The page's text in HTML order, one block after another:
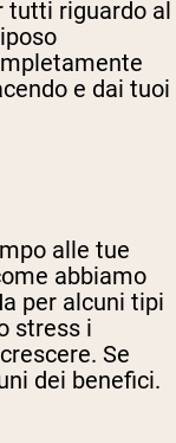
tutti riguardo al
e dai tuoi
alle tue
abbiamo
per alcuni tipi
stress i
Se
dei benefici.